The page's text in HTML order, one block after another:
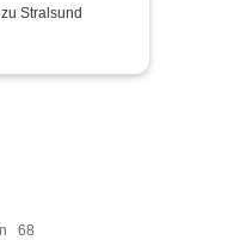
Monat
Stralsund
68